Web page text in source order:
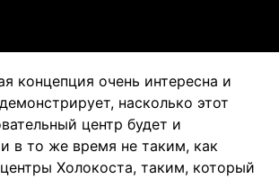
концепция очень интересна и
насколько этот
центр будет и
в то же время не таким, как
Холокоста, таким, который